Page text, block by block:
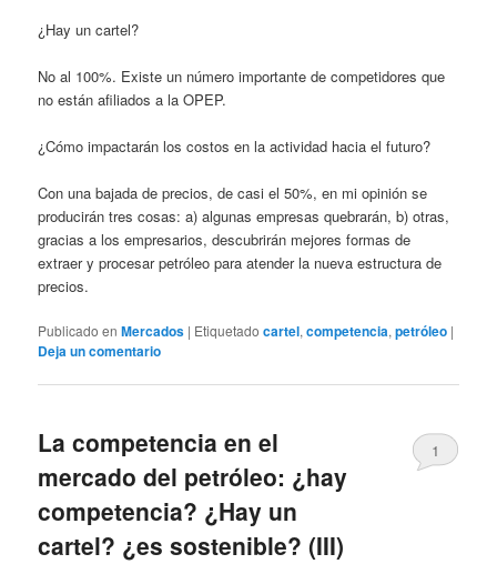
¿Hay un cartel?
No al 100%. Existe un número importante de competidores que
no están afiliados a la OPEP.
¿Cómo impactarán los costos en la actividad hacia el futuro?
Con una bajada de precios, de casi el 50%, en mi opinión se
producirán tres cosas: a) algunas empresas quebrarán, b) otras,
gracias a los empresarios, descubrirán mejores formas de
extraer y procesar petróleo para atender la nueva estructura de
precios.
Publicado en Mercados | Etiquetado cartel,competencia,petróleo |
Deja un comentario
La competencia en el
mercado del petróleo: ¿hay
competencia? ¿Hay un
cartel? ¿es sostenible? (III)
1